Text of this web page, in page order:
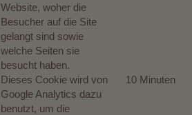
Website, woher die
Besucher auf die Site
gelangt sind sowie
welche Seiten sie
besucht haben.
Dieses Cookie wird von
Google Analytics dazu
benutzt, um die
10 Minuten